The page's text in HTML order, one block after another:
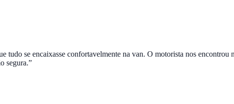
tudo se encaixasse confortavelmente na van. O motorista nos encontrou
segura.”